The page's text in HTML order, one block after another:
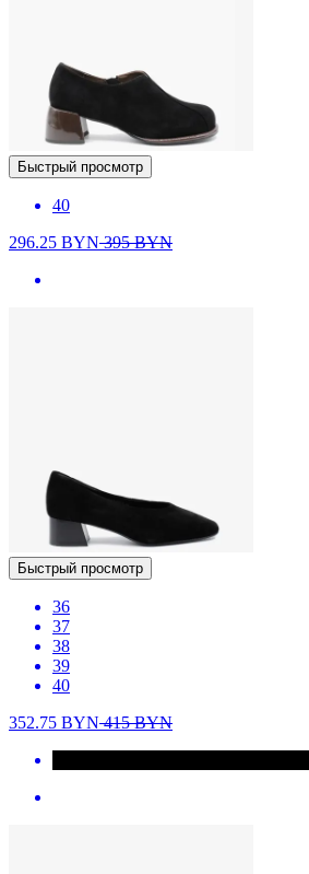
Быстрый просмотр
40
296.25 BYN395BYN
Быстрый просмотр
36
37
38
39
40
352.75 BYN415BYN